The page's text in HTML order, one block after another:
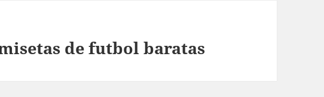
de futbol baratas